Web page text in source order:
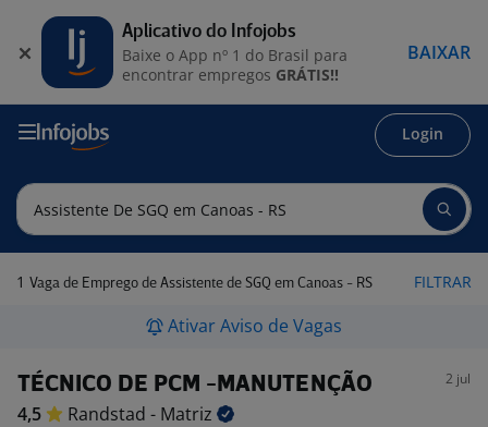
Login
1 Vaga de Emprego de Assistente de SGQ em Canoas - RS FILTRAR
Ativar Aviso de Vagas
TÉCNICO DE PCM -MANUTENÇÃO 2 jul
4,5 Randstad - Matriz
Aplicativo do Infojobs
Baixe o App nº 1 do Brasil para
encontrar empregos GRÁTIS!!
BAIXAR